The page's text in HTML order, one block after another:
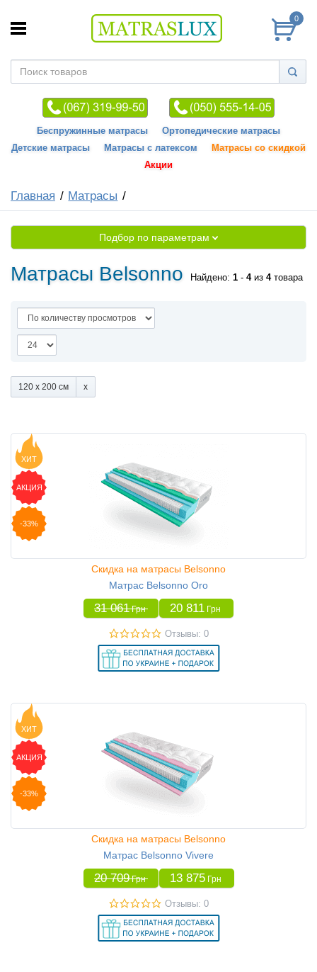
0
Беспружинные матрасы
Ортопедические матрасы
Детские матрасы
Матрасы с латексом
Матрасы со скидкой
Акции
Главная Матрасы
Подбор по параметрам
Матрасы Belsonno Найдено: 1 - 4из 4товара
120 x 200 см
ХИТ
АКЦИЯ
-33%
Скидка на матрасы Belsonno
Матрас Belsonno Oro
31 061 Грн 20 811 Грн
Отзывы: 0
ХИТ
АКЦИЯ
-33%
Скидка на матрасы Belsonno
Матрас Belsonno Vivere
20 709 Грн 13 875 Грн
Отзывы: 0